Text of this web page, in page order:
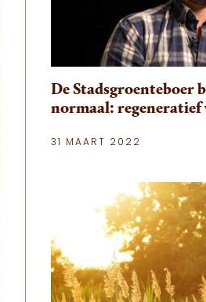
De Stadsgroenteboer
normaal: regeneratief
31 MAART 2022